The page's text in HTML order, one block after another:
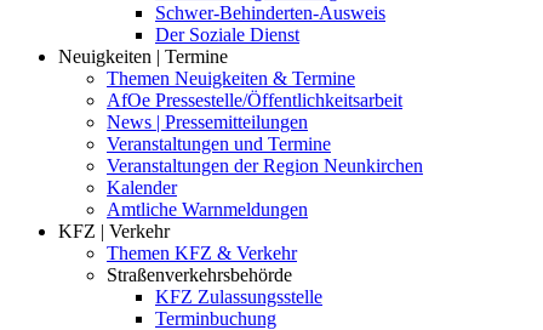
Schwer-Behinderten-Ausweis
Der Soziale Dienst
Neuigkeiten | Termine
Themen Neuigkeiten & Termine
AfOe Pressestelle/Öffentlichkeitsarbeit
News | Pressemitteilungen
Veranstaltungen und Termine
Veranstaltungen der Region Neunkirchen
Kalender
Amtliche Warnmeldungen
KFZ | Verkehr
Themen KFZ & Verkehr
Straßenverkehrsbehörde
KFZ Zulassungsstelle
Terminbuchung